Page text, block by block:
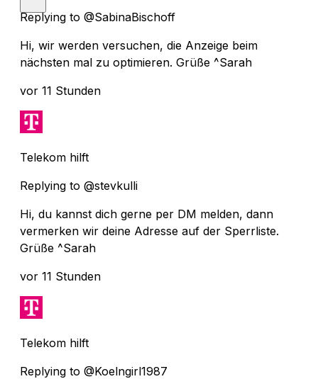
Replying to @SabinaBischoff
Hi, wir werden versuchen, die Anzeige beim
nächsten mal zu optimieren. Grüße ^Sarah
vor 11 Stunden
Telekom hilft
Replying to @stevkulli
Hi, du kannst dich gerne per DM melden, dann
vermerken wir deine Adresse auf der Sperrliste.
Grüße ^Sarah
vor 11 Stunden
Telekom hilft
Replying to @Koelngirl1987